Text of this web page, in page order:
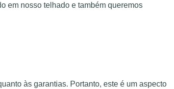
em nosso telhado e também queremos
às garantias. Portanto, este é um aspecto